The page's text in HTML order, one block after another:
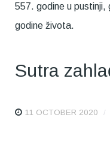
557. godine u
godine života.
Sutra
11 OCTOBER 2020